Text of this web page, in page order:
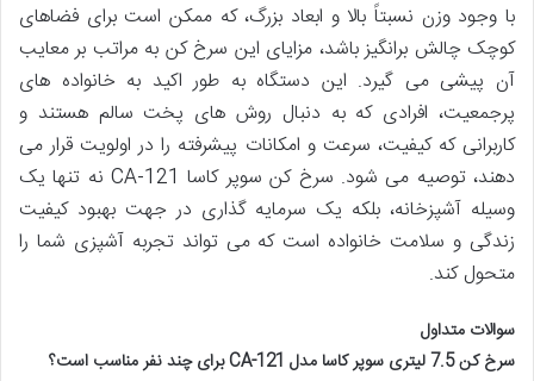
با وجود وزن نسبتاً بالا و ابعاد بزرگ، که ممکن است برای فضاهای
کوچک چالش برانگیز باشد، مزایای این سرخ کن به مراتب بر معایب
آن پیشی می گیرد. این دستگاه به طور اکید به خانواده های
پرجمعیت، افرادی که به دنبال روش های پخت سالم هستند و
کاربرانی که کیفیت، سرعت و امکانات پیشرفته را در اولویت قرار می
دهند، توصیه می شود. سرخ کن سوپر کاسا CA-121 نه تنها یک
وسیله آشپزخانه، بلکه یک سرمایه گذاری در جهت بهبود کیفیت
زندگی و سلامت خانواده است که می تواند تجربه آشپزی شما را
متحول کند.
سوالات متداول
سرخ کن 7.5 لیتری سوپر کاسا مدل CA-121 برای چند نفر مناسب است؟